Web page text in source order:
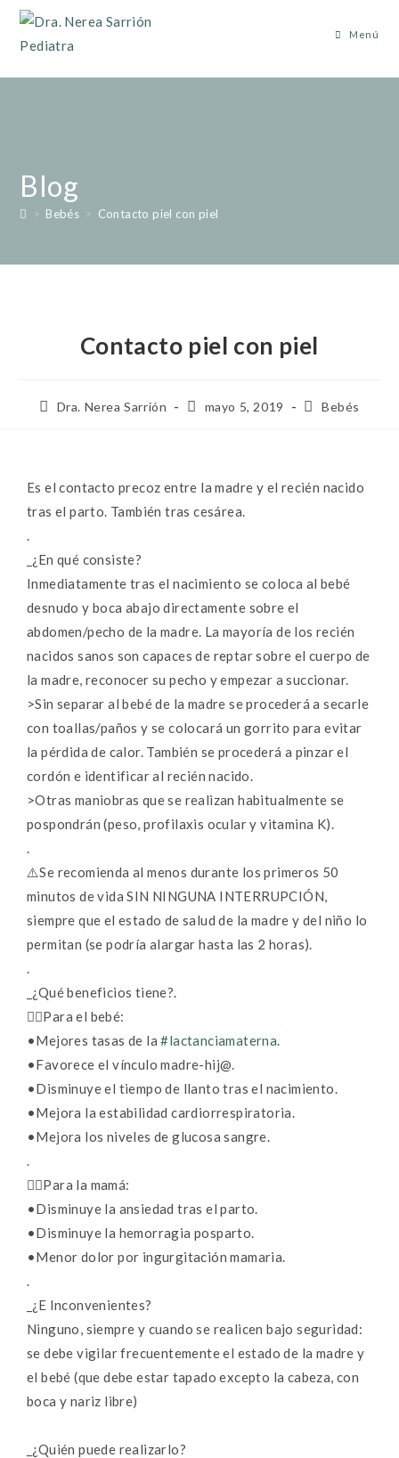
Menú
Blog
> Bebés > Contacto piel con piel
Contacto piel con piel
Dra. Nerea Sarrión mayo 5, 2019 Bebés
Es el contacto precoz entre la madre y el recién nacido
tras el parto. También tras cesárea.
.
_¿En qué consiste?
Inmediatamente tras el nacimiento se coloca al bebé
desnudo y boca abajo directamente sobre el
abdomen/pecho de la madre. La mayoría de los recién
nacidos sanos son capaces de reptar sobre el cuerpo de
la madre, reconocer su pecho y empezar a succionar.
>Sin separar al bebé de la madre se procederá a secarle
con toallas/paños y se colocará un gorrito para evitar
la pérdida de calor. También se procederá a pinzar el
cordón e identificar al recién nacido.
>Otras maniobras que se realizan habitualmente se
pospondrán (peso, profilaxis ocular y vitamina K).
.
⚠️Se recomienda al menos durante los primeros 50
minutos de vida SIN NINGUNA INTERRUPCIÓN,
siempre que el estado de salud de la madre y del niño lo
permitan (se podría alargar hasta las 2 horas).
.
_¿Qué beneficios tiene?.
👉🏼Para el bebé:
•Mejores tasas de la#lactanciamaterna.
•Favorece el vínculo madre-hij@.
•Disminuye el tiempo de llanto tras el nacimiento.
•Mejora la estabilidad cardiorrespiratoria.
•Mejora los niveles de glucosa sangre.
.
👉🏼Para la mamá:
•Disminuye la ansiedad tras el parto.
•Disminuye la hemorragia posparto.
•Menor dolor por ingurgitación mamaria.
.
_¿E Inconvenientes?
Ninguno, siempre y cuando se realicen bajo seguridad:
se debe vigilar frecuentemente el estado de la madre y
el bebé (que debe estar tapado excepto la cabeza, con
boca y nariz libre)
_¿Quién puede realizarlo?